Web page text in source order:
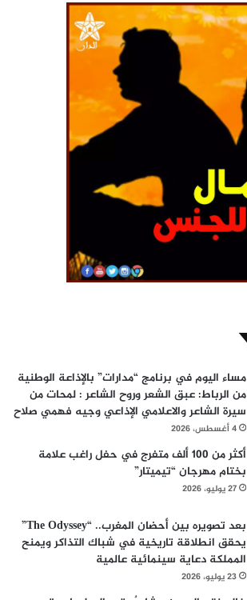
مساء اليوم في برنامج “مدارات” بالإذاعة الوطنية
من الرباط: عبق الشعر وروح الشاعر : لمحات من
سيرة الشاعر والاعلامي الإذاعي وجيه فهمي صلاح
4 أغسطس، 2026
أكثر من 100 ألف متفرج في حفل راغب علامة
بختام مهرجان “تيميتار”
27 يوليو، 2026
بعد تصويره بين أحضان المغرب.. “The Odyssey”
يحقق انطلاقة تاريخية في شباك التذاكر ويمنح
المملكة دعاية سينمائية عالمية
23 يوليو، 2026